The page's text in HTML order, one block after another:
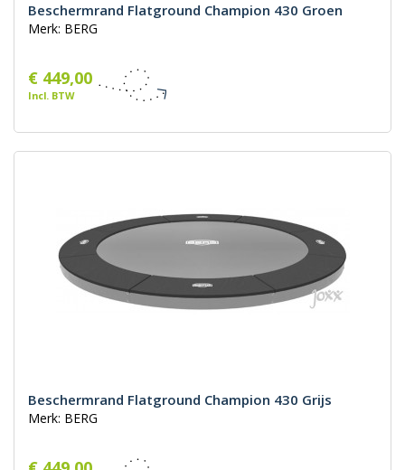
Beschermrand Flatground Champion 430 Groen
Merk: BERG
€ 449,00
Incl. BTW
Beschermrand Flatground Champion 430 Grijs
Merk: BERG